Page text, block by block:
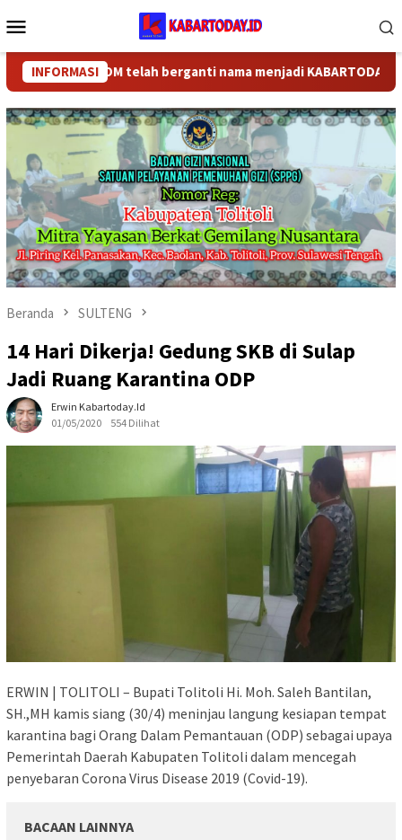
ke
Mobile
INFORMASI telah berganti nama menjadi
Beranda SULTENG
14 Hari Dikerja! Gedung SKB di Sulap
Jadi Ruang Karantina ODP
Erwin Kabartoday.id
01/05/2020
554 Dilihat
ERWIN | TOLITOLI – Bupati Tolitoli Hi. Moh. Saleh Bantilan,
SH.,MH kamis siang (30/4) meninjau langung kesiapan tempat
karantina bagi Orang Dalam Pemantauan (ODP) sebagai upaya
Pemerintah Daerah Kabupaten Tolitoli dalam mencegah
penyebaran Corona Virus Disease 2019 (Covid-19).
BACAAN LAINNYA